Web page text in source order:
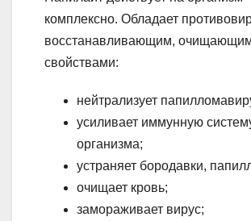
комплексно. Обладает
восстанавливающим,
свойствами:
нейтрализует
усиливает иммунную
организма;
устраняет бородавки,
очищает кровь;
замораживает вирус;